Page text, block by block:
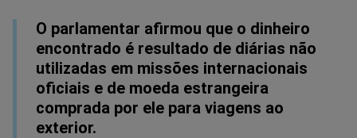
O parlamentar afirmou que o dinheiro
encontrado é resultado de diárias não
utilizadas em missões internacionais
oficiais e de moeda estrangeira
comprada por ele para viagens ao
exterior.